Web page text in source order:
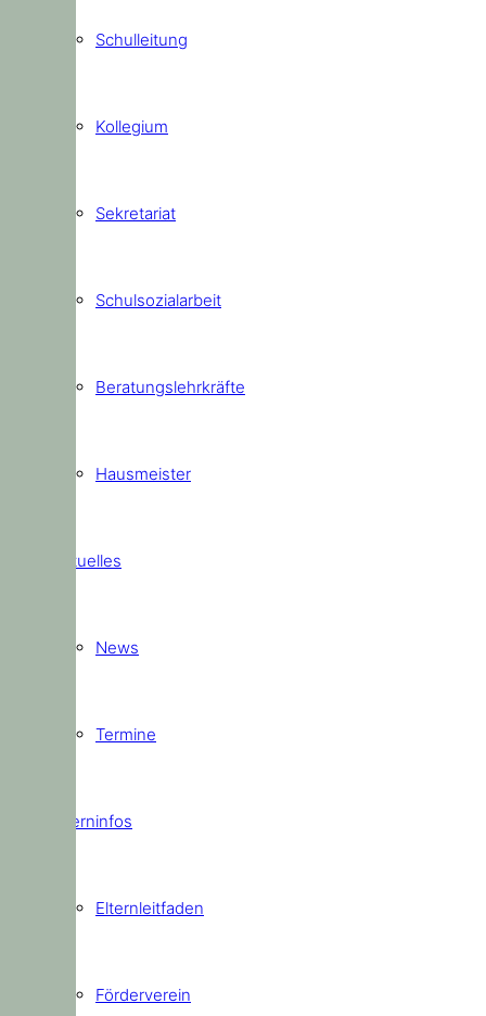
Schulleitung
Kollegium
Sekretariat
Schulsozialarbeit
Beratungslehrkräfte
Hausmeister
Aktuelles
News
Termine
Elterninfos
Elternleitfaden
Förderverein